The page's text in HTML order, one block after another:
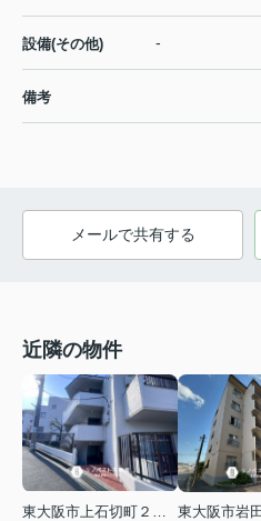
設備(その他) -
備考
メールで共有する
近隣の物件
東大阪市岩